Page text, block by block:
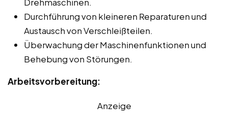
Durchführung von kleineren Reparaturen und
Austausch von Verschleißteilen.
Überwachung der Maschinenfunktionen und
Behebung von Störungen.
Arbeitsvorbereitung:
Anzeige